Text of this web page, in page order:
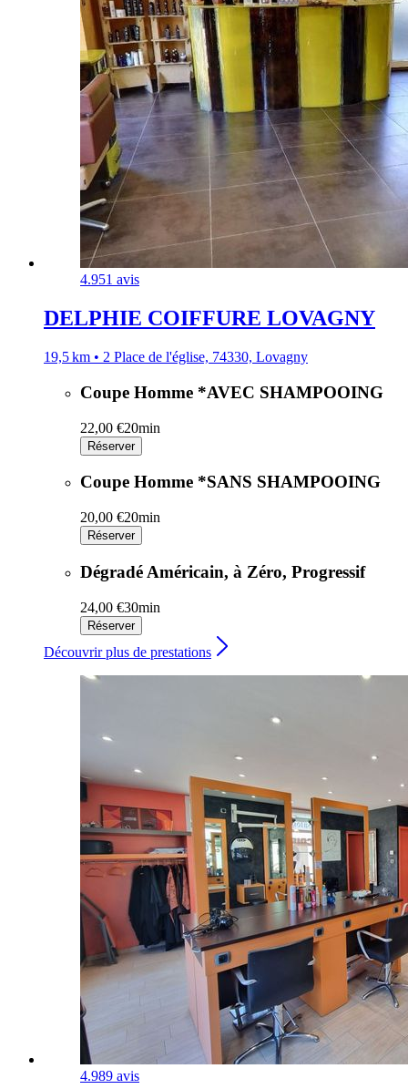
4.951 avis
DELPHIE COIFFURE LOVAGNY
19,5 km • 2 Place de l'église, 74330, Lovagny
Coupe Homme *AVEC SHAMPOOING
22,00 €20min
Réserver
Coupe Homme *SANS SHAMPOOING
20,00 €20min
Réserver
Dégradé Américain, à Zéro, Progressif
24,00 €30min
Réserver
Découvrir plus de prestations
4.989 avis